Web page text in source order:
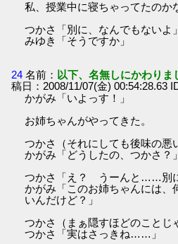
私、授業中に寝ちゃってたのか
つかさ「別に、なんでもないよ」
みゆき「そうですか」
24 名前： 以下、名無しにかわり
稿日：2008/11/07(金) 00:54:28.63
かがみ「いよっす！」
お姉ちゃんがやってきた。
つかさ（それにしても後味の
かがみ「どうしたの、つかさ？」
つかさ「え？ うーんと……別
かがみ「このお姉ちゃんには、
いんだけど？」
つかさ（まぁ隠すほどのことじ
つかさ「実はさっきね……」